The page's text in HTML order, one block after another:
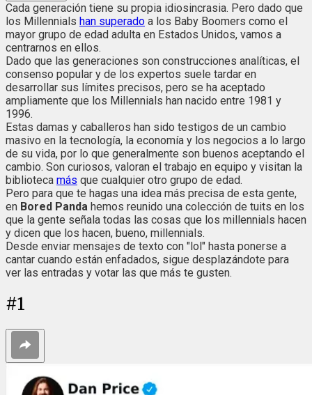
Cada generación tiene su propia idiosincrasia. Pero dado que
los Millennials han superado a los Baby Boomers como el
mayor grupo de edad adulta en Estados Unidos, vamos a
centrarnos en ellos.
Dado que las generaciones son construcciones analíticas, el
consenso popular y de los expertos suele tardar en
desarrollar sus límites precisos, pero se ha aceptado
ampliamente que los Millennials han nacido entre 1981 y
1996.
Estas damas y caballeros han sido testigos de un cambio
masivo en la tecnología, la economía y los negocios a lo largo
de su vida, por lo que generalmente son buenos aceptando el
cambio. Son curiosos, valoran el trabajo en equipo y visitan la
biblioteca más que cualquier otro grupo de edad.
Pero para que te hagas una idea más precisa de esta gente,
en Bored Panda hemos reunido una colección de tuits en los
que la gente señala todas las cosas que los millennials hacen
y dicen que los hacen, bueno, millennials.
Desde enviar mensajes de texto con "lol" hasta ponerse a
cantar cuando están enfadados, sigue desplazándote para
ver las entradas y votar las que más te gusten.
#1